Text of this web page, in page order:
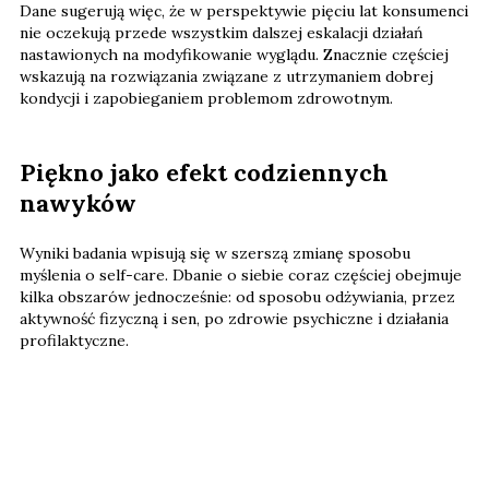
Dane sugerują więc, że w perspektywie pięciu lat konsumenci
nie oczekują przede wszystkim dalszej eskalacji działań
nastawionych na modyfikowanie wyglądu. Znacznie częściej
wskazują na rozwiązania związane z utrzymaniem dobrej
kondycji i zapobieganiem problemom zdrowotnym.
Piękno jako efekt codziennych
nawyków
Wyniki badania wpisują się w szerszą zmianę sposobu
myślenia o self-care. Dbanie o siebie coraz częściej obejmuje
kilka obszarów jednocześnie: od sposobu odżywiania, przez
aktywność fizyczną i sen, po zdrowie psychiczne i działania
profilaktyczne.